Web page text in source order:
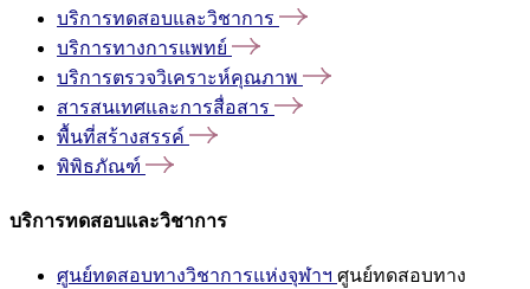
บริการทดสอบและวิชาการ
บริการทางการแพทย์
บริการตรวจวิเคราะห์คุณภาพ
สารสนเทศและการสื่อสาร
พื้นที่สร้างสรรค์
พิพิธภัณฑ์
บริการทดสอบและวิชาการ
ศูนย์ทดสอบทางวิชาการแห่งจุฬาฯ ศูนย์ทดสอบทาง